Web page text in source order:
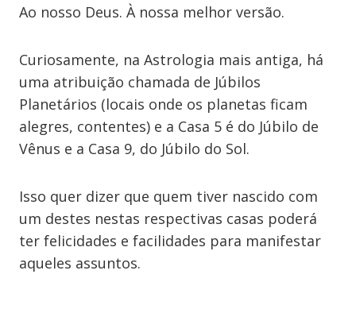
Ao nosso Deus. À nossa melhor versão.
Curiosamente, na Astrologia mais antiga, há
uma atribuição chamada de Júbilos
Planetários (locais onde os planetas ficam
alegres, contentes) e a Casa 5 é do Júbilo de
Vênus e a Casa 9, do Júbilo do Sol.
Isso quer dizer que quem tiver nascido com
um destes nestas respectivas casas poderá
ter felicidades e facilidades para manifestar
aqueles assuntos.